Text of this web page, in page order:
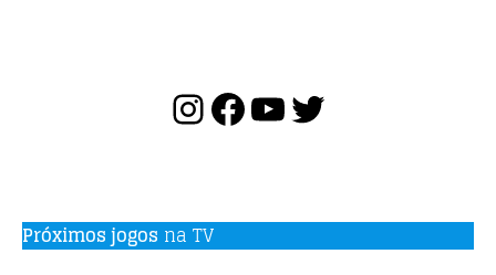
Próximos jogos na TV